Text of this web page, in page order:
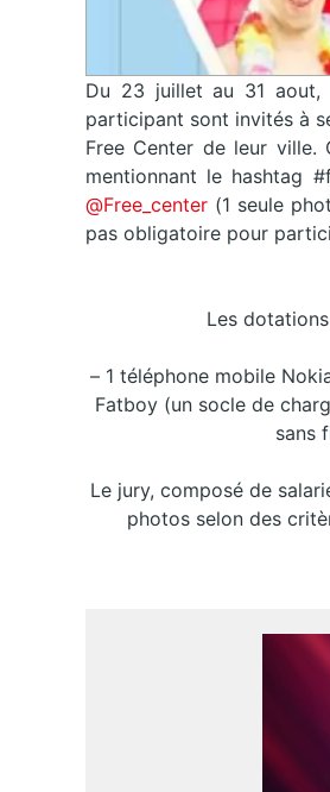
Du 23 juillet au 31 aout,
participant sont invités à
Free Center de leur
mentionnant le hashtag
@Free_center (1 seule
pas obligatoire pour
Les
– 1 téléphone mobile
Fatboy (un socle de
sans
Le jury, composé de
photos selon des